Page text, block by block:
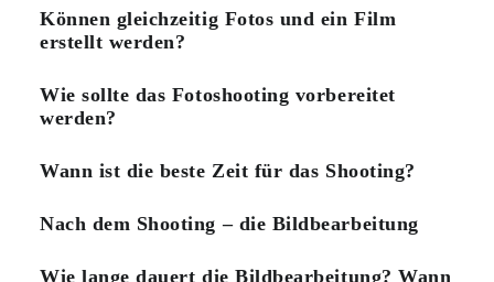
Können gleichzeitig Fotos und ein Film
erstellt werden?
Wie sollte das Fotoshooting vorbereitet
werden?
Wann ist die beste Zeit für das Shooting?
Nach dem Shooting – die Bildbearbeitung
Wie lange dauert die Bildbearbeitung? Wann